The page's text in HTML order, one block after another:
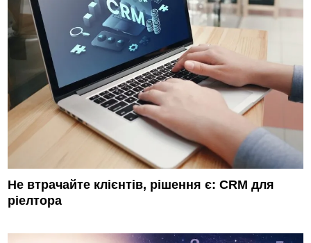
Не втрачайте клієнтів, рішення є: CRM для
ріелтора